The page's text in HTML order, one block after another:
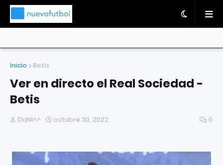
Inicio Betis
Ver en directo el Real Sociedad -
Betis
DaNi^^ octubre 30, 2022 0